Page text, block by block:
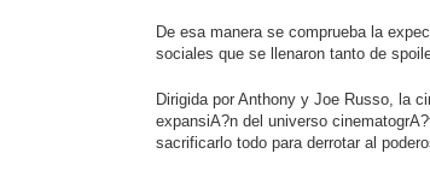
De esa manera se comprueba la
sociales que se llenaron tanto de
Dirigida por Anthony y Joe Russo, la
expansiA?n del universo
sacrificarlo todo para derrotar al